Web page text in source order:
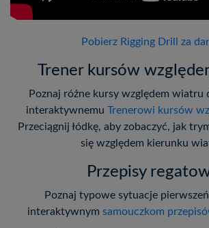
Pobierz Rigging Drill za
Trener kursów
Poznaj różne kursy względem wiatru
interaktywnemu Trenerowi kursów
Przeciągnij łódkę, aby zobaczyć, jak
się względem kierunku
Przepisy
Poznaj typowe sytuacje
interaktywnym samouczkom